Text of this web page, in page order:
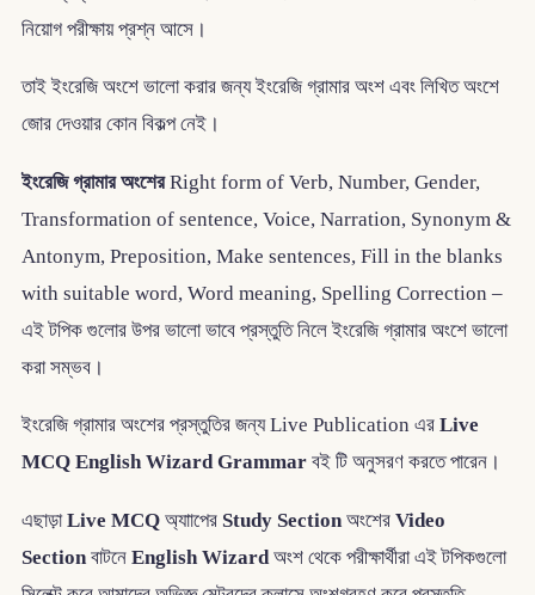
নিয়োগ পরীক্ষায় প্রশ্ন আসে।
তাই ইংরেজি অংশে ভালো করার জন্য ইংরেজি গ্রামার অংশ এবং লিখিত অংশে
জোর দেওয়ার কোন বিকল্প নেই।
ইংরেজি গ্রামার অংশেরRight form of Verb, Number, Gender,
Transformation of sentence, Voice, Narration, Synonym &
Antonym, Preposition, Make sentences, Fill in the blanks
with suitable word, Word meaning, Spelling Correction –
এই টপিক গুলোর উপর ভালো ভাবে প্রস্তুতি নিলে ইংরেজি গ্রামার অংশে ভালো
করা সম্ভব।
ইংরেজি গ্রামার অংশের প্রস্তুতির জন্য Live Publication এর Live
MCQ English Wizard Grammarবই টি অনুসরণ করতে পারেন।
এছাড়াLive MCQঅ্যাাপের Study Sectionঅংশের Video
Sectionবাটনে English Wizardঅংশ থেকে পরীক্ষার্থীরা এই টপিকগুলো